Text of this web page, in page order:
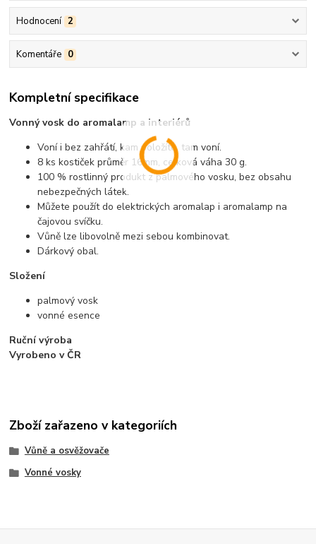
Hodnocení 2
Komentáře 0
Kompletní specifikace
Vonný vosk do aromalamp a interiérů
Voní i bez zahřátí, kam položíte, tam voní.
8 ks kostiček průměr 16mm, celková váha 30 g.
100 % rostlinný produkt z palmového vosku, bez obsahu
nebezpečných látek.
Můžete použít do elektrických aromalap i aromalamp na
čajovou svíčku.
Vůně lze libovolně mezi sebou kombinovat.
Dárkový obal.
Složení
palmový vosk
vonné esence
Ruční výroba
Vyrobeno v ČR
Zboží zařazeno v kategoriích
Vůně a osvěžovače
Vonné vosky